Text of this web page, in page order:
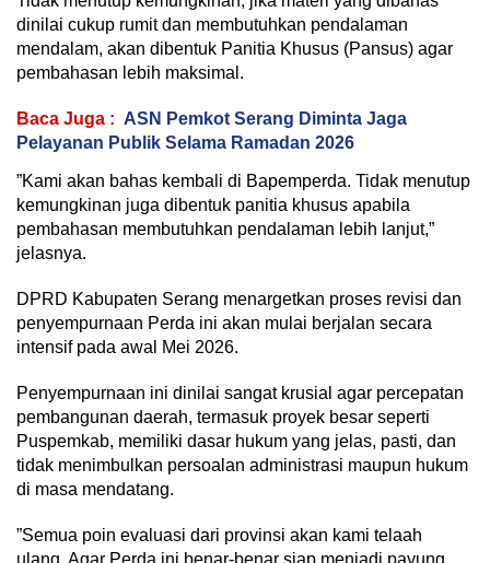
dinilai cukup rumit dan membutuhkan pendalaman
mendalam, akan dibentuk Panitia Khusus (Pansus) agar
pembahasan lebih maksimal.
Baca Juga : ASN Pemkot Serang Diminta Jaga
Pelayanan Publik Selama Ramadan 2026
‎”Kami akan bahas kembali di Bapemperda. Tidak menutup
kemungkinan juga dibentuk panitia khusus apabila
pembahasan membutuhkan pendalaman lebih lanjut,”
jelasnya.
‎DPRD Kabupaten Serang menargetkan proses revisi dan
penyempurnaan Perda ini akan mulai berjalan secara
intensif pada awal Mei 2026.
‎Penyempurnaan ini dinilai sangat krusial agar percepatan
pembangunan daerah, termasuk proyek besar seperti
Puspemkab, memiliki dasar hukum yang jelas, pasti, dan
tidak menimbulkan persoalan administrasi maupun hukum
di masa mendatang.
‎”Semua poin evaluasi dari provinsi akan kami telaah
ulang. Agar Perda ini benar-benar siap menjadi payung